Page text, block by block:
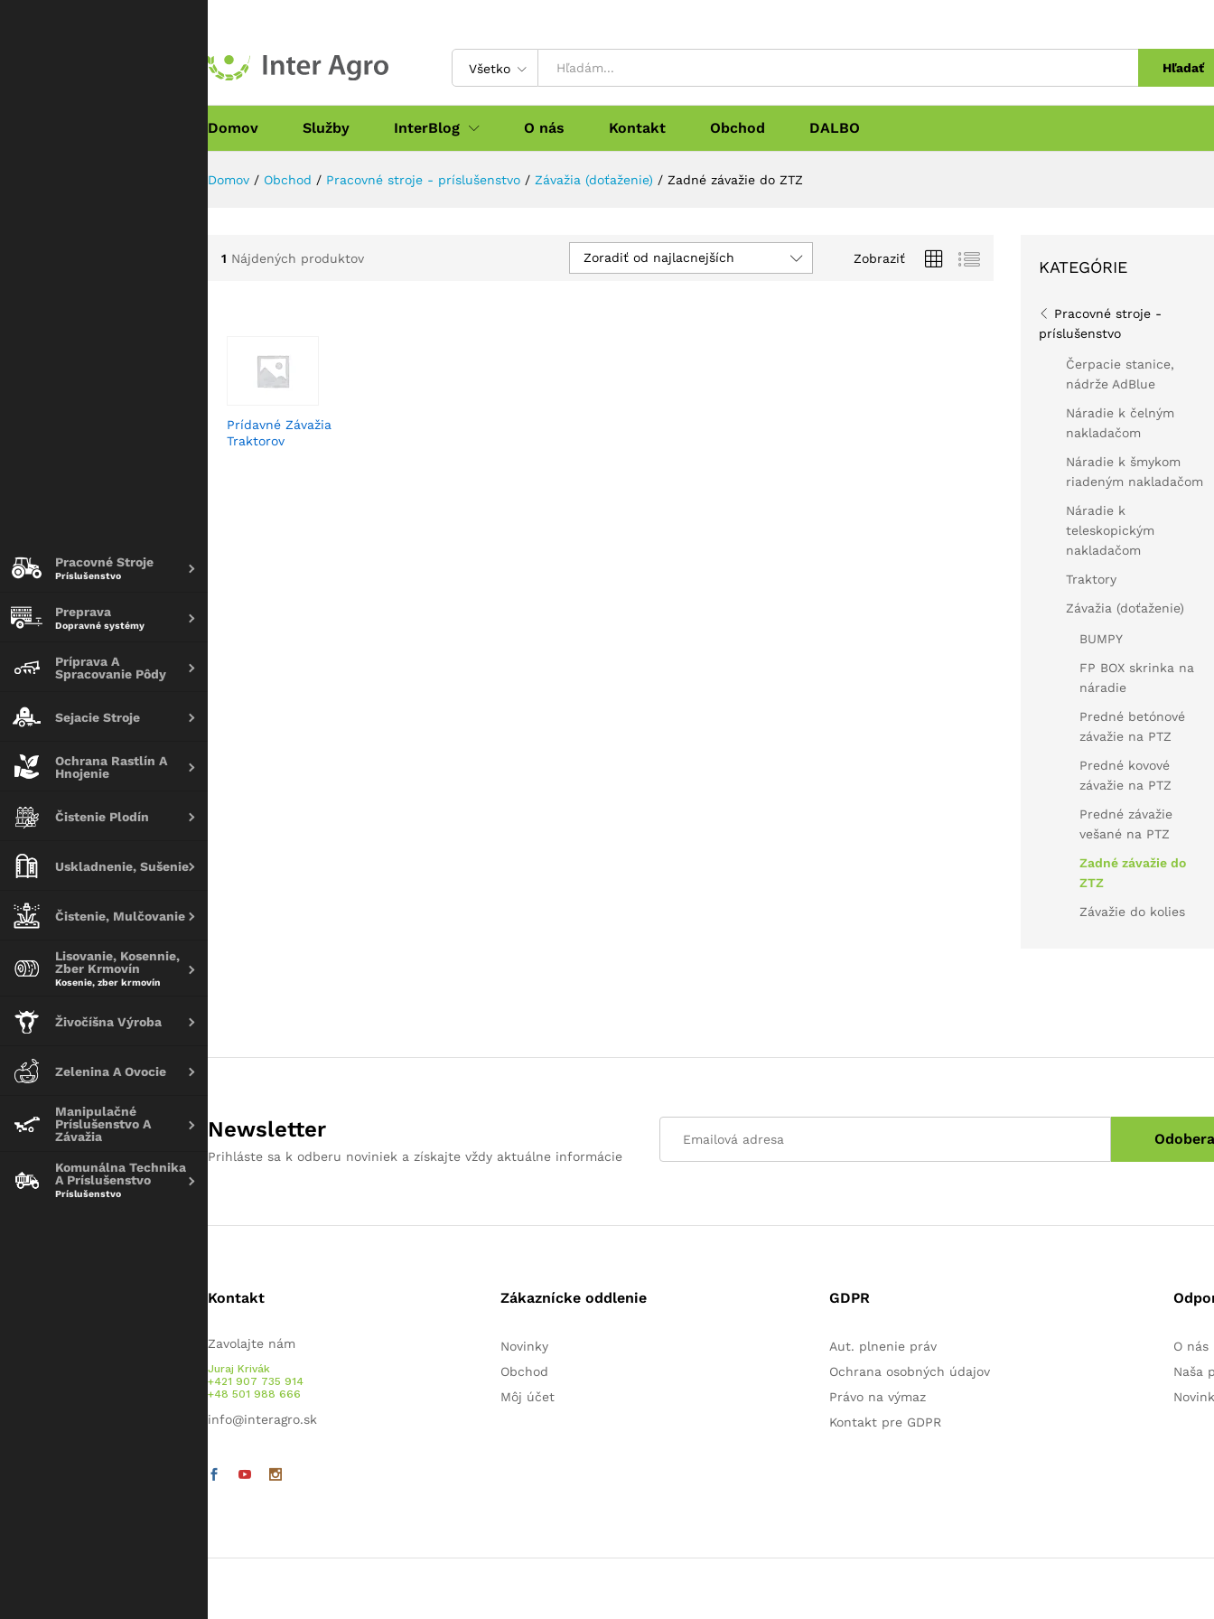
Pracovné Stroje
Príslušenstvo
Preprava
Dopravné systémy
Príprava A
Spracovanie Pôdy
Sejacie Stroje
Ochrana Rastlín A
Hnojenie
Čistenie Plodín
Uskladnenie, Sušenie
Čistenie, Mulčovanie
Lisovanie, Kosennie,
Zber Krmovín
Kosenie, zber krmovín
Živočíšna Výroba
Zelenina A Ovocie
Manipulačné
Príslušenstvo A
Závažia
Komunálna Technika
A Príslušenstvo
Príslušenstvo
Všetko Hľadať
Domov Služby InterBlog O nás Kontakt Obchod DALBO
Domov / Obchod / Pracovné stroje - príslušenstvo / Závažia (doťaženie) / Zadné závažie do ZTZ
1 Nájdených produktov Zobraziť
Zoradiť od najlacnejších
Prídavné Závažia
Traktorov
KATEGÓRIE
Pracovné stroje -
príslušenstvo
Čerpacie stanice,
nádrže AdBlue
Náradie k čelným
nakladačom
Náradie k šmykom
riadeným nakladačom
Náradie k
teleskopickým
nakladačom
Traktory
Závažia (doťaženie)
BUMPY
FP BOX skrinka na
náradie
Predné betónové
závažie na PTZ
Predné kovové
závažie na PTZ
Predné závažie
vešané na PTZ
Zadné závažie do
ZTZ
Závažie do kolies
Newsletter
Prihláste sa k odberu noviniek a získajte vždy aktuálne informácie
Kontakt
Zavolajte nám
Juraj Krivák
+421 907 735 914
+48 501 988 666
info@interagro.sk
Zákaznícke oddlenie
Novinky
Obchod
Môj účet
GDPR
Aut. plnenie práv
Ochrana osobných údajov
Právo na výmaz
Kontakt pre GDPR
O nás
Naša